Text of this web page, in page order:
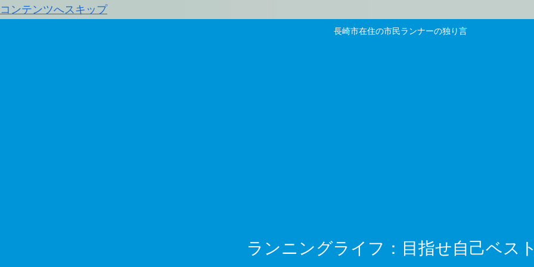
コンテンツへスキップ
長崎市在住の市民ランナーの独り言
ランニングライフ：目指せ自己ベス